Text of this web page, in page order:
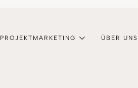
PROJEKTMARKETING ÜBER UNS